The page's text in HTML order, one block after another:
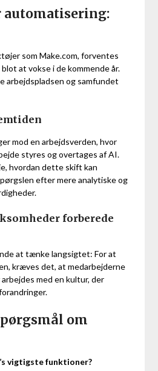
automatisering:
som Make.com, forventes
at vokse i de kommende år.
arbejdspladsen og samfundet
mod en arbejdsverden, hvor
styres og overtages af AI.
hvordan dette skift kan
efter mere analytiske og
forberede
at tænke langsigtet: For at
kræves det, at medarbejderne
med en kultur, der
om
vigtigste funktioner?